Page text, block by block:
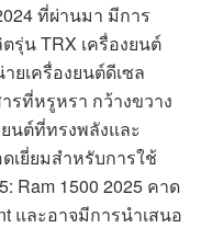
ที่ผ่านมา มีการ
รุ่น TRX เครื่องยนต์
ยเครื่องยนต์ดีเซล
รที่หรูหรา กว้างขวาง
นต์ที่ทรงพลังและ
เยี่ยมสำหรับการใช้
Ram 1500 2025 คาด
และอาจมีการนำเสนอ